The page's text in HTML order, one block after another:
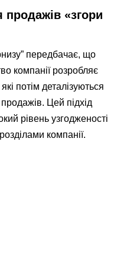
продажів «згори
передбачає, що
компанії розробляє
які потім деталізуються
продажів. Цей підхід
рівень узгодженості
компанії.